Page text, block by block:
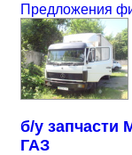
Предложения
б/у
ГАЗ